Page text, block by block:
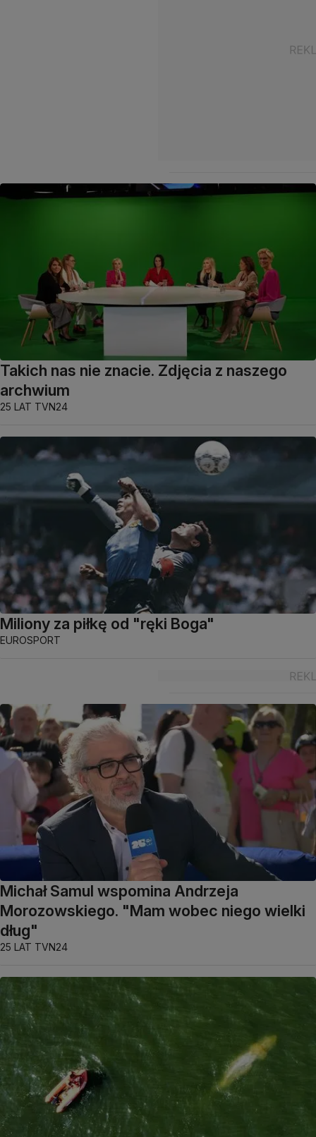
Takich nas nie znacie. Zdjęcia z naszego
archwium
25 LAT TVN24
Miliony za piłkę od "ręki Boga"
EUROSPORT
Michał Samul wspomina Andrzeja
Morozowskiego. "Mam wobec niego wielki
dług"
25 LAT TVN24